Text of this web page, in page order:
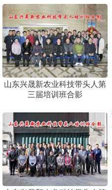
山东兴晟新农业科技带头人第
三届培训班合影